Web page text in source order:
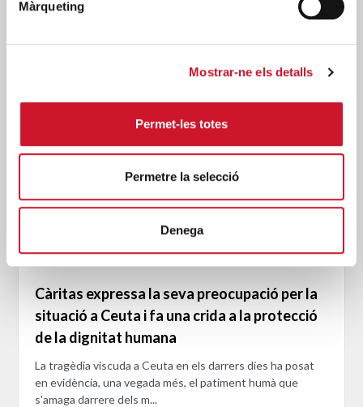
Màrqueting
Mostrar-ne els detalls
Permet-les totes
Permetre la selecció
Denega
Càritas expressa la seva preocupació per la
situació a Ceuta i fa una crida a la protecció
de la dignitat humana
La tragèdia viscuda a Ceuta en els darrers dies ha posat
en evidència, una vegada més, el patiment humà que
s'amaga darrere dels m...